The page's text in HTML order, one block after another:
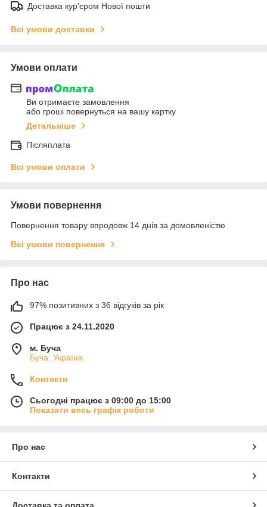
Доставка кур'єром Нової пошти
Всі умови доставки
Умови оплати
Ви отримаєте замовлення
або гроші повернуться на вашу картку
Детальніше
Післяплата
Всі умови оплати
Умови повернення
Повернення товару впродовж 14 днів за домовленістю
Всі умови повернення
Про нас
97% позитивних з 36 відгуків за рік
Працює з 24.11.2020
м. Буча
Буча, Україна
Контакти
Сьогодні працює з 09:00 до 15:00
Показати весь графік роботи
Про нас
Контакти